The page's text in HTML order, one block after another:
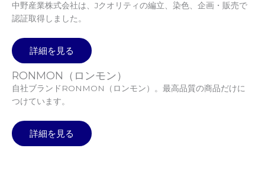
中野産業株式会社は、Jクオリティの編立、染色、企画・販売で
認証取得しました。
詳細を見る
RONMON（ロンモン）
自社ブランドRONMON（ロンモン）。最高品質の商品だけに
つけています。
詳細を見る